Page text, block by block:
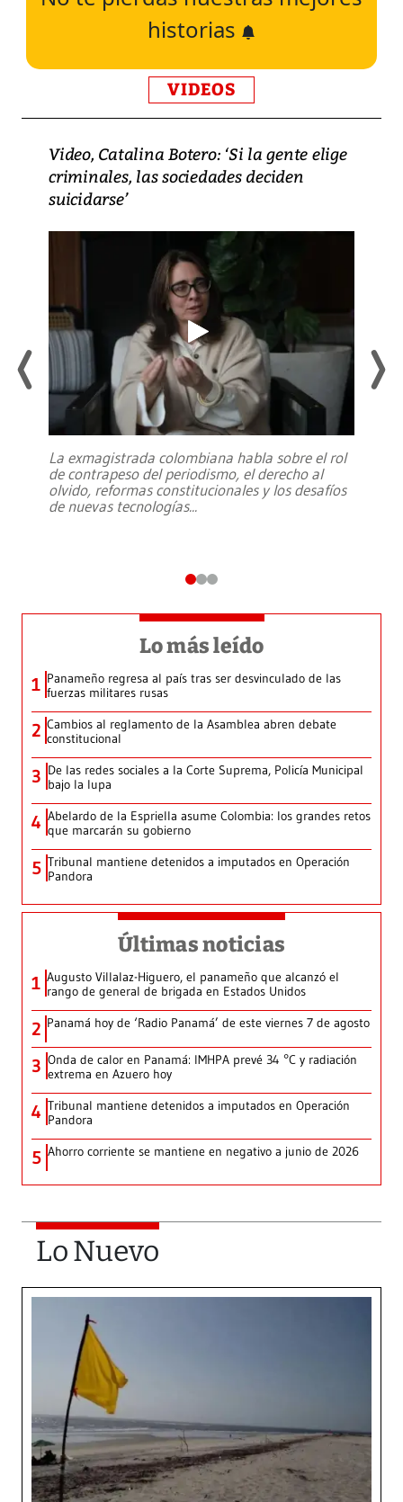
historias
VIDEOS
Video, Catalina Botero: ‘Si la gente elige
criminales, las sociedades deciden
suicidarse’
La exmagistrada colombiana habla sobre el rol
de contrapeso del periodismo, el derecho al
olvido, reformas constitucionales y los desafíos
de nuevas tecnologías...
Lo más leído
1 Panameño regresa al país tras ser desvinculado de las
fuerzas militares rusas
2 Cambios al reglamento de la Asamblea abren debate
constitucional
3 De las redes sociales a la Corte Suprema, Policía Municipal
bajo la lupa
4 Abelardo de la Espriella asume Colombia: los grandes retos
que marcarán su gobierno
5 Tribunal mantiene detenidos a imputados en Operación
Pandora
Últimas noticias
1 Augusto Villalaz-Higuero, el panameño que alcanzó el
rango de general de brigada en Estados Unidos
2 Panamá hoy de ‘Radio Panamá’ de este viernes 7 de agosto
3 Onda de calor en Panamá: IMHPA prevé 34 °C y radiación
extrema en Azuero hoy
4 Tribunal mantiene detenidos a imputados en Operación
Pandora
5 Ahorro corriente se mantiene en negativo a junio de 2026
Lo Nuevo